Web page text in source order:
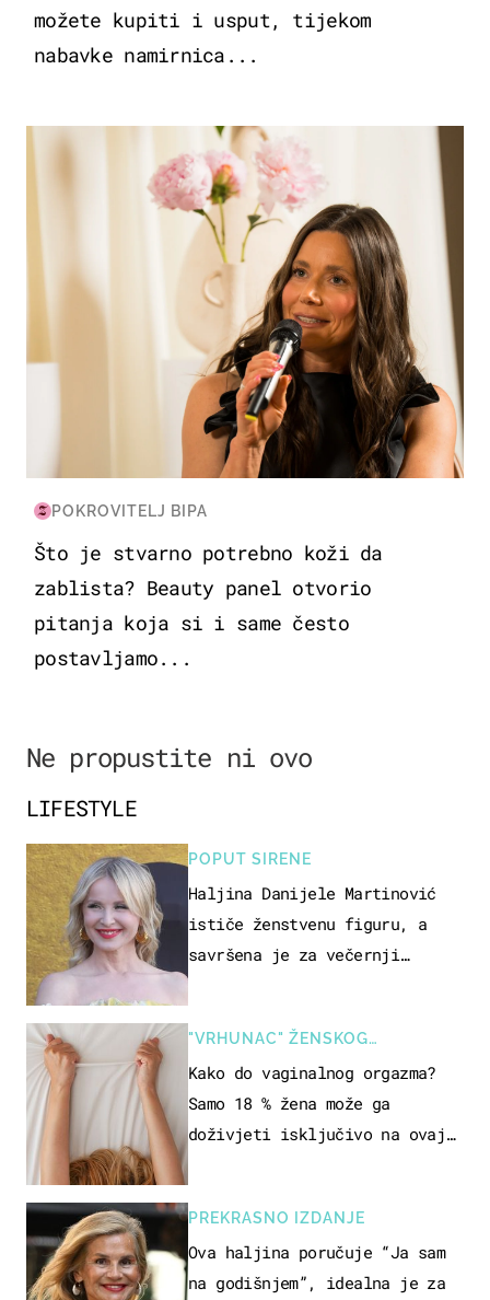
možete kupiti i usput, tijekom
nabavke namirnica...
MODA & LJEPOTA
POKROVITELJ BIPA
Što je stvarno potrebno koži da
zablista? Beauty panel otvorio
pitanja koja si i same često
postavljamo...
Ne propustite ni ovo
LIFESTYLE
POPUT SIRENE
Haljina Danijele Martinović
ističe ženstvenu figuru, a
savršena je za večernji
"VRHUNAC" ŽENSKOG
SEKSUALNOG ISKUSTVA
Kako do vaginalnog orgazma?
Samo 18 % žena može ga
doživjeti isključivo na ovaj
PREKRASNO IZDANJE
Ova haljina poručuje “Ja sam
na godišnjem”, idealna je za